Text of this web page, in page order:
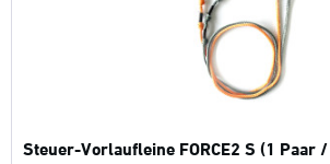
Steuer-Vorlaufleine FORCE2 S (1 Paar